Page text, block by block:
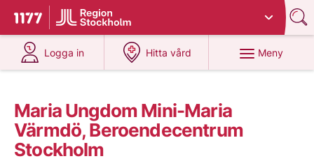
Till startsidan för 1177
Du har valt region
Logga in
på 1177.se
Hitta vård
på 1177.se
Meny
Maria Ungdom Mini-Maria
Värmdö, Beroendecentrum
Stockholm